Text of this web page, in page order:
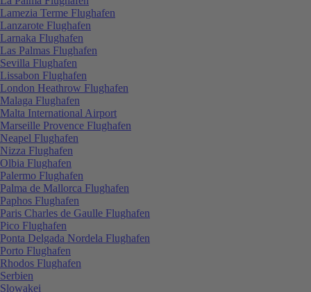
Lamezia Terme Flughafen
Lanzarote Flughafen
Larnaka Flughafen
Las Palmas Flughafen
Sevilla Flughafen
Lissabon Flughafen
London Heathrow Flughafen
Malaga Flughafen
Malta International Airport
Marseille Provence Flughafen
Neapel Flughafen
Nizza Flughafen
Olbia Flughafen
Palermo Flughafen
Palma de Mallorca Flughafen
Paphos Flughafen
Paris Charles de Gaulle Flughafen
Pico Flughafen
Ponta Delgada Nordela Flughafen
Porto Flughafen
Rhodos Flughafen
Serbien
Slowakei